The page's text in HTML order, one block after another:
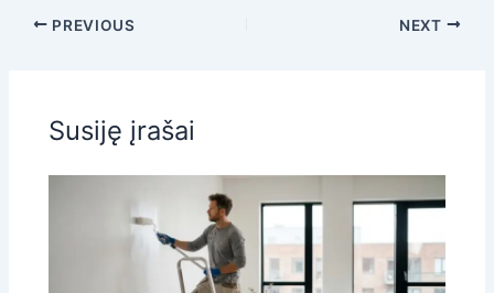
PREVIOUS NEXT
Susiję įrašai